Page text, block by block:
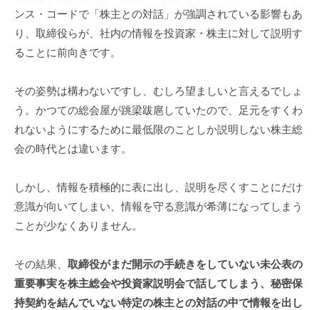
ンス・コードで「株主との対話」が強調されている影響もあ
り、取締役らが、社内の情報を投資家・株主に対して説明す
ることに前向きです。
その姿勢は構わないですし、むしろ望ましいと言えるでしょ
う。かつての総会屋が跳梁跋扈していたので、足元をすくわ
れないようにするために最低限のことしか説明しない株主総
会の時代とは違います。
しかし、情報を積極的に表に出し、説明を尽くすことにだけ
意識が向いてしまい、情報を守る意識が希薄になってしまう
ことが少なくありません。
その結果、 取締役がまだ開示の手続きをしていない未公表の
重要事実を株主総会や投資家説明会で話してしまう、秘密保
持契約を結んでいない特定の株主との対話の中で情報を出し